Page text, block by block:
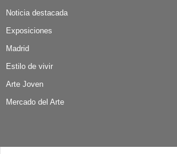
Noticia destacada
Exposiciones
Madrid
Estilo de vivir
Arte Joven
Mercado del Arte